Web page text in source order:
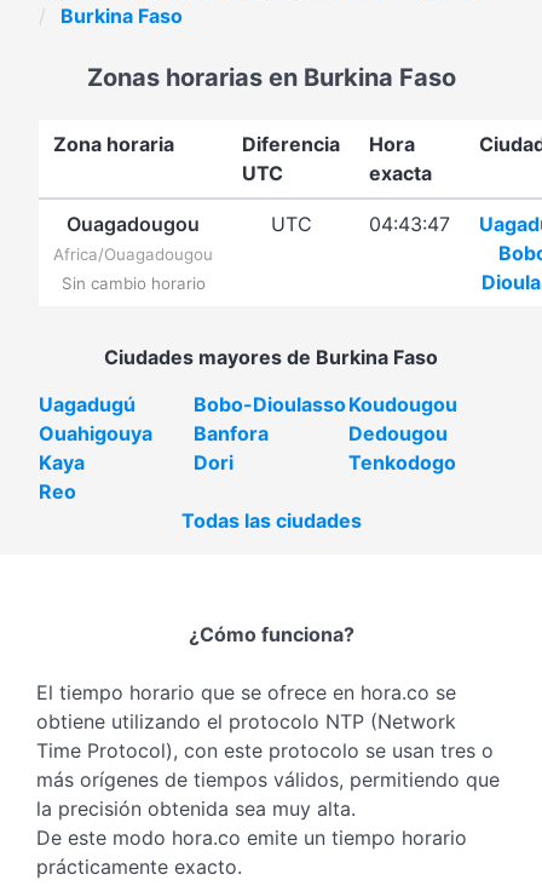
Burkina Faso
Zonas horarias en Burkina Faso
Zona horaria
Diferencia
UTC
Hora
exacta
Ouagadougou
Africa/Ouagadougou
Sin cambio horario
UTC 04:43:47
Ciudades mayores de Burkina Faso
Uagadugú
Bobo-DioulassoKoudougou
Ouahigouya
Banfora
Dedougou
Kaya
Dori
Tenkodogo
Reo
Todas las ciudades
¿Cómo funciona?
El tiempo horario que se ofrece en hora.co se
obtiene utilizando el protocolo NTP (Network
Time Protocol), con este protocolo se usan tres o
más orígenes de tiempos válidos, permitiendo que
la precisión obtenida sea muy alta.
De este modo hora.co emite un tiempo horario
prácticamente exacto.